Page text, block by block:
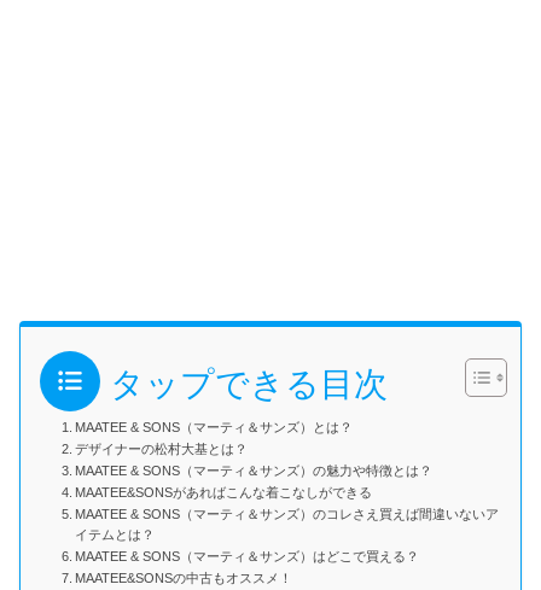
タップできる目次
MAATEE & SONS（マーティ＆サンズ）とは？
デザイナーの松村大基とは？
MAATEE & SONS（マーティ＆サンズ）の魅力や特徴とは？
MAATEE&SONSがあればこんな着こなしができる
MAATEE & SONS（マーティ＆サンズ）のコレさえ買えば間違いないア
イテムとは？
MAATEE & SONS（マーティ＆サンズ）はどこで買える？
MAATEE&SONSの中古もオススメ！